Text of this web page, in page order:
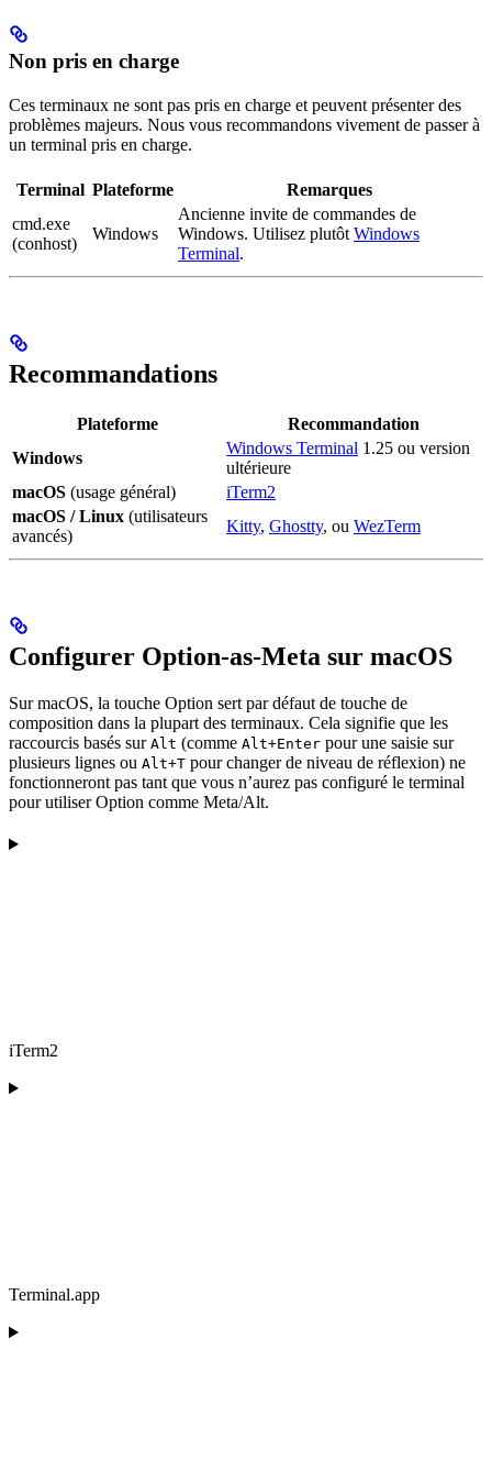
Non pris en charge
Ces terminaux ne sont pas pris en charge et peuvent présenter des
problèmes majeurs. Nous vous recommandons vivement de passer à
un terminal pris en charge.
Terminal Plateforme
Remarques
cmd.exe
(conhost)
Windows
Ancienne invite de commandes de
Windows. Utilisez plutôtWindows
Terminal.
Recommandations
Plateforme
Recommandation
Windows
Windows Terminal 1.25 ou version
ultérieure
macOS (usage général)
iTerm2
macOS / Linux (utilisateurs
avancés)
Kitty, Ghostty, ou WezTerm
Configurer Option-as-Meta sur macOS
Sur macOS, la touche Option sert par défaut de touche de
composition dans la plupart des terminaux. Cela signifie que les
raccourcis basés sur Alt (comme Alt+Enter pour une saisie sur
plusieurs lignes ou Alt+T pour changer de niveau de réflexion) ne
fonctionneront pas tant que vous n’aurez pas configuré le terminal
pour utiliser Option comme Meta/Alt.
iTerm2
Terminal.app